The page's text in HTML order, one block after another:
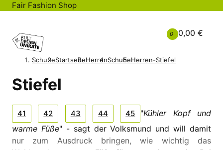
Fair Fashion Shop
0 0,00 €
SchuheStartseiteHerrenSchuheHerren-Stiefel
Stiefel
41 42 43 44 45 "Kühler Kopf und
warme Füße" - sagt der Volksmund und will damit
nur zum Ausdruck bringen, wie wichtig das